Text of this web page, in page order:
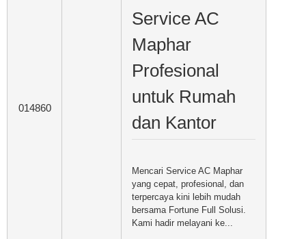
014860
Service AC
Maphar
Profesional
untuk Rumah
dan Kantor
Mencari Service AC Maphar
yang cepat, profesional, dan
terpercaya kini lebih mudah
bersama Fortune Full Solusi.
Kami hadir melayani ke...